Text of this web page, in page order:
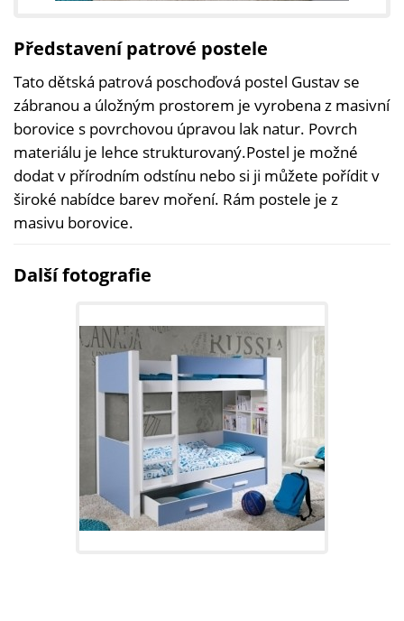
Představení patrové postele
Tato dětská patrová poschoďová postel Gustav se
zábranou a úložným prostorem je vyrobena z masivní
borovice s povrchovou úpravou lak natur. Povrch
materiálu je lehce strukturovaný.Postel je možné
dodat v přírodním odstínu nebo si ji můžete pořídit v
široké nabídce barev moření. Rám postele je z
masivu borovice.
Další fotografie